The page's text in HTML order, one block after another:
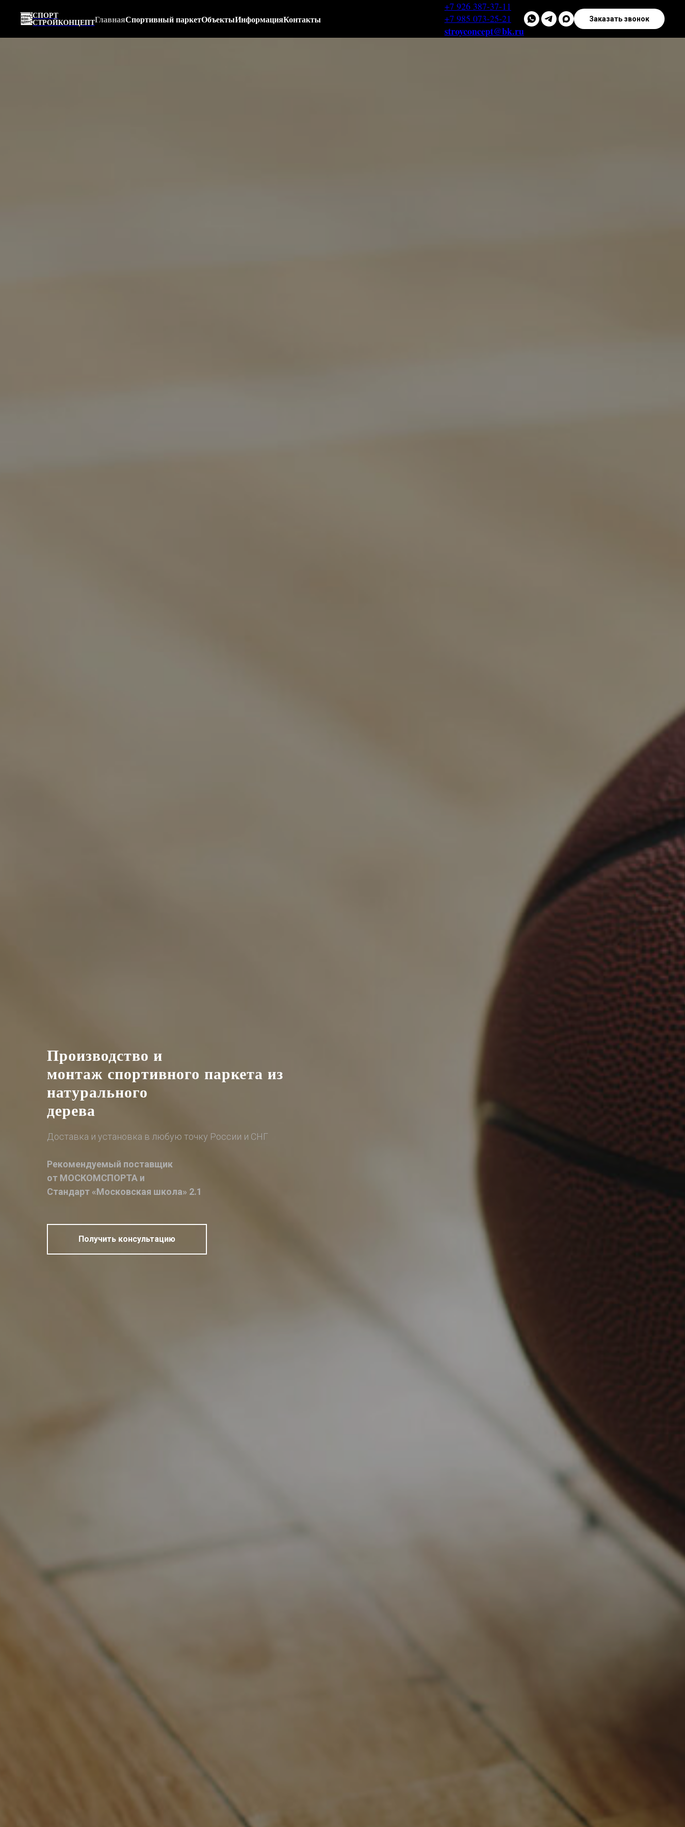
СПОРТ
СТРОЙКОНЦЕПТГлавнаяСпортивный паркетОбъектыИнформацияКонтакты
+7 926 387-37-11
+7 985 073-25-21
stroyconcept@bk.ru
Заказать звонок
Производство и
монтаж спортивного паркета из
натурального
дерева
Доставка и установка в любую точку России и СНГ
Рекомендуемый поставщик
от МОСКОМСПОРТА и
Стандарт «Московская школа» 2.1
Получить консультацию